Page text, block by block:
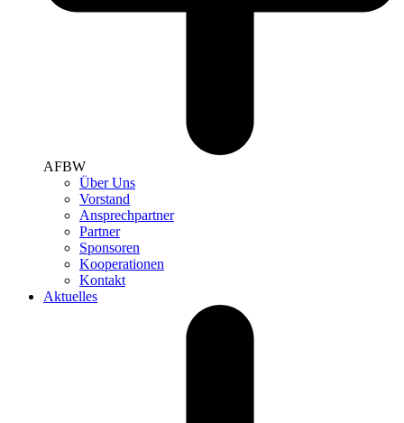
AFBW
Über Uns
Vorstand
Ansprechpartner
Partner
Sponsoren
Kooperationen
Kontakt
Aktuelles